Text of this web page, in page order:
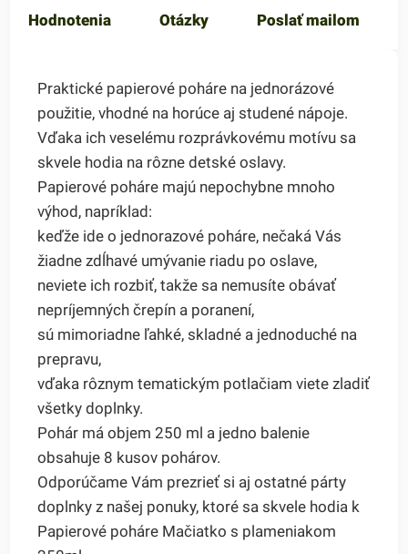
Hodnotenia Otázky Poslať mailom
Praktické papierové poháre na jednorázové
použitie, vhodné na horúce aj studené nápoje.
Vďaka ich veselému rozprávkovému motívu sa
skvele hodia na rôzne detské oslavy.
Papierové poháre majú nepochybne mnoho
výhod, napríklad:
keďže ide o jednorazové poháre, nečaká Vás
žiadne zdĺhavé umývanie riadu po oslave,
neviete ich rozbiť, takže sa nemusíte obávať
nepríjemných črepín a poranení,
sú mimoriadne ľahké, skladné a jednoduché na
prepravu,
vďaka rôznym tematickým potlačiam viete zladiť
všetky doplnky.
Pohár má objem 250 ml a jedno balenie
obsahuje 8 kusov pohárov.
Odporúčame Vám prezrieť si aj ostatné párty
doplnky z našej ponuky, ktoré sa skvele hodia k
Papierové poháre Mačiatko s plameniakom